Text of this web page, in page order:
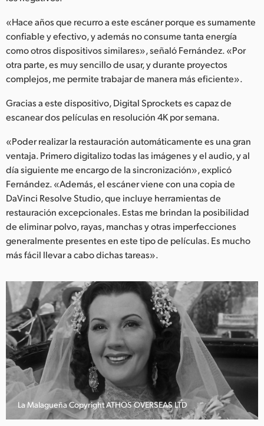
«Hace años que recurro a este escáner porque es sumamente
confiable y efectivo, y además no consume tanta energía
como otros dispositivos similares», señaló Fernández. «Por
otra parte, es muy sencillo de usar, y durante proyectos
complejos, me permite trabajar de manera más eficiente».
Gracias a este dispositivo, Digital Sprockets es capaz de
escanear dos películas en resolución 4K por semana.
«Poder realizar la restauración automáticamente es una gran
ventaja. Primero digitalizo todas las imágenes y el audio, y al
día siguiente me encargo de la sincronización», explicó
Fernández. «Además, el escáner viene con una copia de
DaVinci Resolve Studio, que incluye herramientas de
restauración excepcionales. Estas me brindan la posibilidad
de eliminar polvo, rayas, manchas y otras imperfecciones
generalmente presentes en este tipo de películas. Es mucho
más fácil llevar a cabo dichas tareas».
La Malagueña Copyright ATHOS OVERSEAS LTD